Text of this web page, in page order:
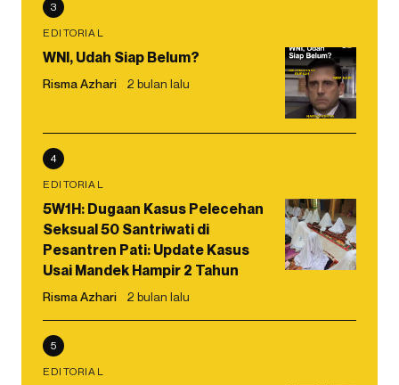
3
EDITORIAL
WNI, Udah Siap Belum?
Risma Azhari 2 bulan lalu
4
EDITORIAL
5W1H: Dugaan Kasus Pelecehan
Seksual 50 Santriwati di
Pesantren Pati: Update Kasus
Usai Mandek Hampir 2 Tahun
Risma Azhari 2 bulan lalu
5
EDITORIAL